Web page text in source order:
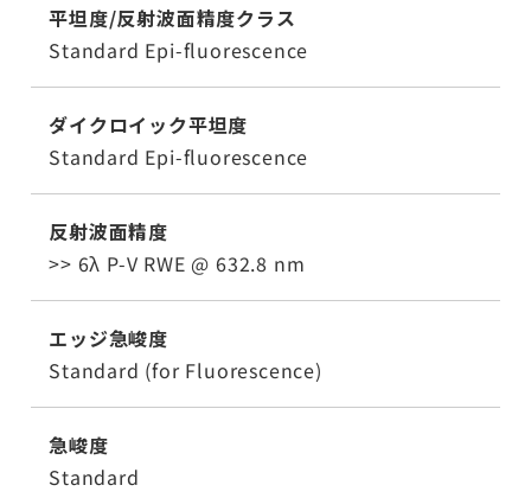
平坦度/反射波面精度クラス
Standard Epi-fluorescence
ダイクロイック平坦度
Standard Epi-fluorescence
反射波面精度
>> 6λ P-V RWE @ 632.8 nm
エッジ急峻度
Standard (for Fluorescence)
急峻度
Standard